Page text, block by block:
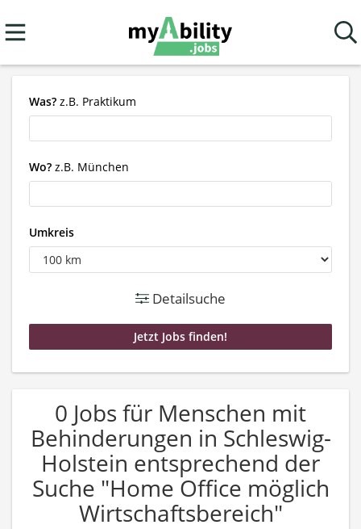
Was? z.B. Praktikum
Wo? z.B. München
Umkreis
Detailsuche
0 Jobs für Menschen mit
Behinderungen in Schleswig-
Holstein entsprechend der
Suche "Home Office möglich
Wirtschaftsbereich"